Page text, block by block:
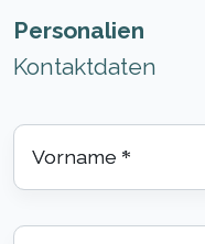
Personalien
Kontaktdaten
Vorname *